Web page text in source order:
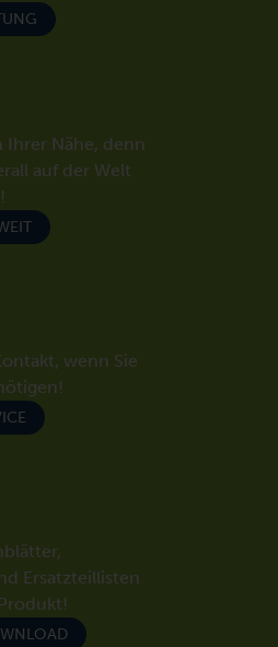
Ihrer Nähe, denn
auf der Welt
wenn Sie
Ersatzteillisten